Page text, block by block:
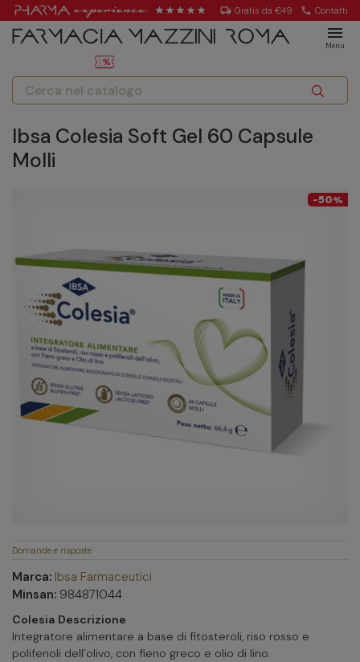
local_shipping Gratis da €49 call Contatti
menu
Menu
Ibsa Colesia Soft Gel 60 Capsule
Molli
-50%
Domande e risposte
Marca: Ibsa Farmaceutici
Minsan: 984871044
Colesia Descrizione
Integratore alimentare a base di fitosteroli, riso rosso e
polifenoli dell’olivo, con fieno greco e olio di lino.